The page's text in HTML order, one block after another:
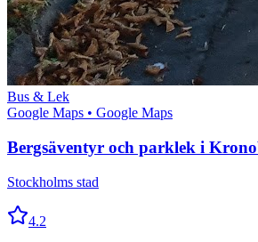
Bus & Lek
Google Maps • Google Maps
Bergsäventyr och parklek i
Stockholms stad
4.2